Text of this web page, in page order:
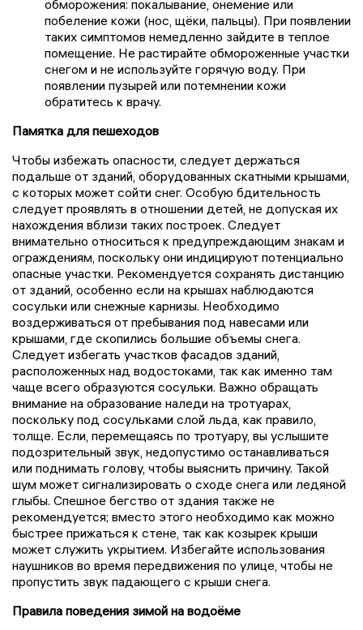
обморожения: покалывание, онемение или
побеление кожи (нос, щёки, пальцы). При появлении
таких симптомов немедленно зайдите в теплое
помещение. Не растирайте обмороженные участки
снегом и не используйте горячую воду. При
появлении пузырей или потемнении кожи
обратитесь к врачу.
Памятка для пешеходов
Чтобы избежать опасности, следует держаться
подальше от зданий, оборудованных скатными крышами,
с которых может сойти снег. Особую бдительность
следует проявлять в отношении детей, не допуская их
нахождения вблизи таких построек. Следует
внимательно относиться к предупреждающим знакам и
ограждениям, поскольку они индицируют потенциально
опасные участки. Рекомендуется сохранять дистанцию
от зданий, особенно если на крышах наблюдаются
сосульки или снежные карнизы. Необходимо
воздерживаться от пребывания под навесами или
крышами, где скопились большие объемы снега.
Следует избегать участков фасадов зданий,
расположенных над водостоками, так как именно там
чаще всего образуются сосульки. Важно обращать
внимание на образование наледи на тротуарах,
поскольку под сосульками слой льда, как правило,
толще. Если, перемещаясь по тротуару, вы услышите
подозрительный звук, недопустимо останавливаться
или поднимать голову, чтобы выяснить причину. Такой
шум может сигнализировать о сходе снега или ледяной
глыбы. Спешное бегство от здания также не
рекомендуется; вместо этого необходимо как можно
быстрее прижаться к стене, так как козырек крыши
может служить укрытием. Избегайте использования
наушников во время передвижения по улице, чтобы не
пропустить звук падающего с крыши снега.
Правила поведения зимой на водоёме